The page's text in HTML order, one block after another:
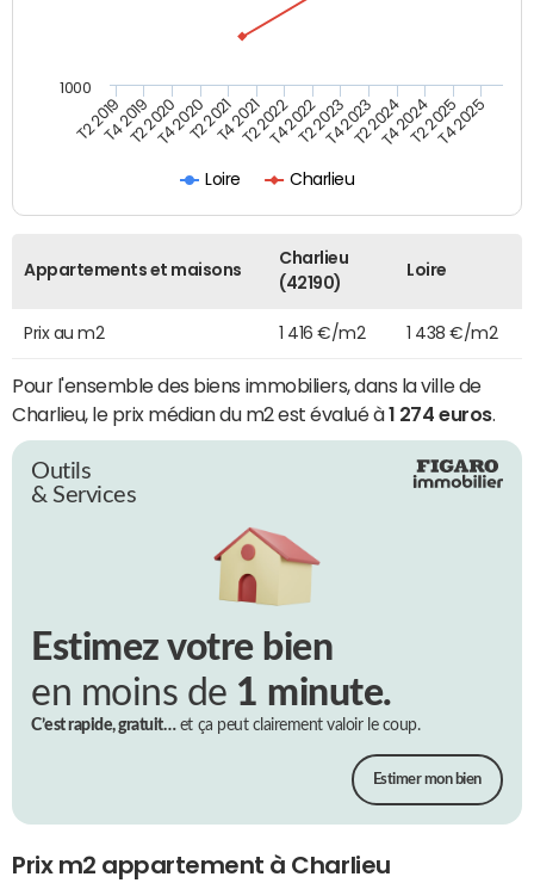
Loire Charlieu
T2 2019T4 2019T2 2020T4 2020T2 2021T4 2021T2 2022T4 2022T2 2023T4 2023T2 2024T4 2024T2 2025T4 2025
1000
Appartements et maisons
Charlieu
(42190)
Loire
Prix au m2 1 416 €/m2 1 438 €/m2
Pour l'ensemble des biens immobiliers, dans la ville de
Charlieu, le prix médian du m2 est évalué à1 274 euros.
Outils
& Services
Estimez votre bien
en moins de 1 minute.
C’est rapide, gratuit…et ça peut clairement valoir le coup.
Estimer mon bien
Prix m2 appartement à Charlieu